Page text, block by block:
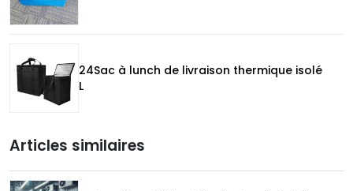
24Sac à lunch de livraison thermique isolé
L
Articles similaires